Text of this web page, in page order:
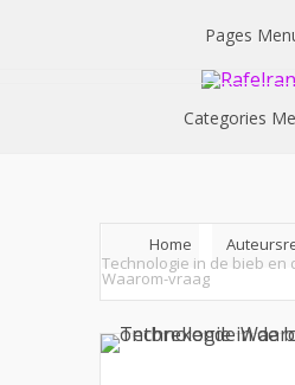
Pages
Categories
Home
Technologie in de bieb en
Waarom-vraag